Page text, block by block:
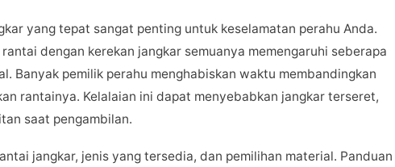
yang tepat sangat penting untuk keselamatan perahu Anda.
dengan kerekan jangkar semuanya memengaruhi seberapa
Banyak pemilik perahu menghabiskan waktu membandingkan
rantainya. Kelalaian ini dapat menyebabkan jangkar terseret,
saat pengambilan.
jangkar, jenis yang tersedia, dan pemilihan material. Panduan